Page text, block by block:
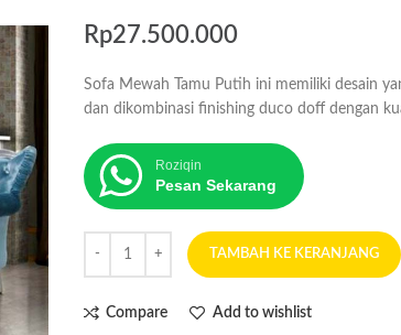
Rp27.500.000
Sofa Mewah Tamu Putih ini memiliki desain
dan dikombinasi finishing duco doff dengan
Roziqin
Pesan Sekarang
TAMBAH KE KERANJANG
Compare Add to wishlist